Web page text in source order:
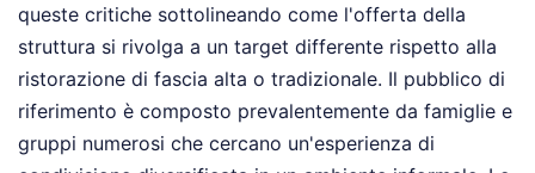
queste critiche sottolineando come l'offerta della
struttura si rivolga a un target differente rispetto alla
ristorazione di fascia alta o tradizionale. Il pubblico di
riferimento è composto prevalentemente da famiglie e
gruppi numerosi che cercano un'esperienza di